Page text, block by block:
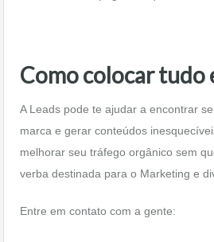
Como colocar tudo
A Leads pode te ajudar a encontrar
marca e gerar conteúdos
melhorar seu tráfego orgânico sem
verba destinada para o Marketing e
Entre em contato com a gente: